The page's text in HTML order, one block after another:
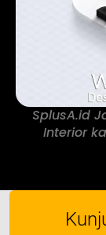
SplusA.id
Interior